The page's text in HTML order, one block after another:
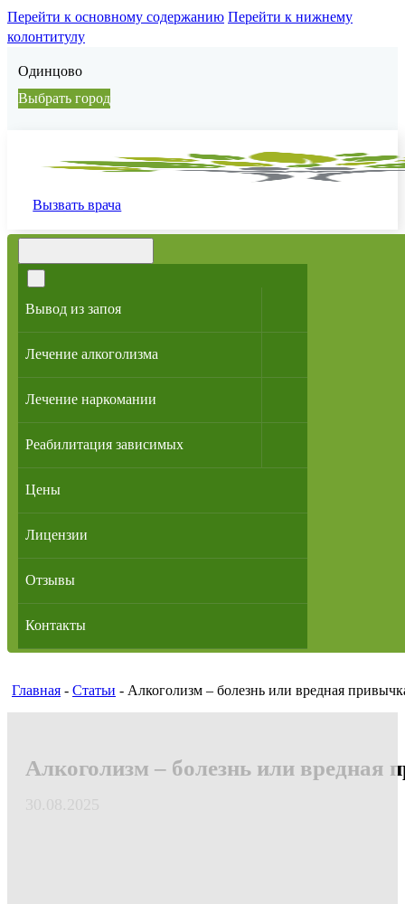
Перейти к основному содержанию Перейти к нижнему
колонтитулу
Одинцово
Выбрать город
Вызвать врача
Вывод из запоя
Лечение алкоголизма
Лечение наркомании
Реабилитация зависимых
Цены
Лицензии
Отзывы
Контакты
Главная - Статьи - Алкоголизм – болезнь или вредная
Алкоголизм – болезнь или вредная